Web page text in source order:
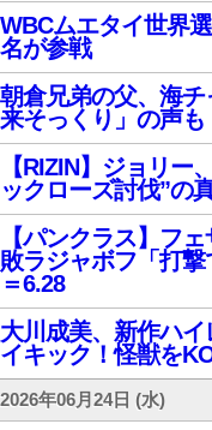
WBCムエタイ世界
名が参戦
朝倉兄弟の父、海
来そっくり」の声も
【RIZIN】ジョリー
ックローズ討伐”の
【パンクラス】フ
敗ラジャボフ「打撃
＝6.28
大川成美、新作ハ
イキック！怪獣を
2026年06月24日 (水)